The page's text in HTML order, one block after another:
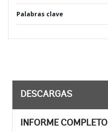
Palabras clave
DESCARGAS
INFORME COMPLETO